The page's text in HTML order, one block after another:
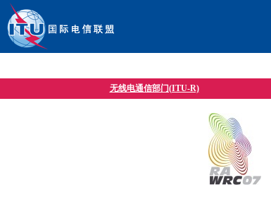
无线电通信部门(ITU-R)